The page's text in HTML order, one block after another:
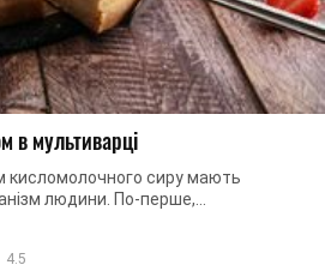
в мультиварці
кисломолочного сиру мають
людини. По-перше,
вітамінами та мікроелементами. ...
4.5